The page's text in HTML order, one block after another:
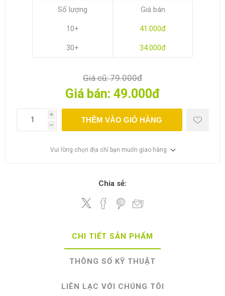
Số lượng
10+
30+
Giá bán
41.000đ
34.000đ
Giá cũ:79.000đ
Giá bán: 49.000đ
i
h
THÊM VÀO GIỎ HÀNG
Vui lòng chọn địa chỉ bạn muốn giao hàng
Chia sẻ:
CHI TIẾT SẢN PHẨM
THÔNG SỐ KỸ THUẬT
LIÊN LẠC VỚI CHÚNG TÔI